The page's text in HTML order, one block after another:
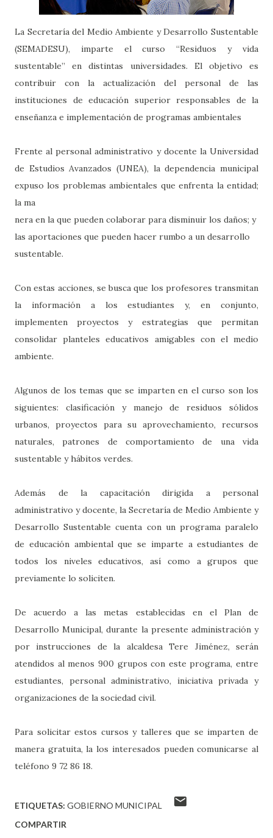
La Secretaría del Medio Ambiente y Desarrollo Sustentable
(SEMADESU), imparte el curso “Residuos y vida
sustentable” en distintas universidades. El objetivo es
contribuir con la actualización del personal de las
instituciones de educación superior responsables de la
enseñanza e implementación de programas ambientales
Frente al personal administrativo y docente la Universidad
de Estudios Avanzados (UNEA), la dependencia municipal
expuso los problemas ambientales que enfrenta la entidad;
la ma
nera en la que pueden colaborar para disminuir los daños; y
las aportaciones que pueden hacer rumbo a un desarrollo
sustentable.
Con estas acciones, se busca que los profesores transmitan
la información a los estudiantes y, en conjunto,
implementen proyectos y estrategias que permitan
consolidar planteles educativos amigables con el medio
ambiente.
Algunos de los temas que se imparten en el curso son los
siguientes: clasificación y manejo de residuos sólidos
urbanos, proyectos para su aprovechamiento, recursos
naturales, patrones de comportamiento de una vida
sustentable y hábitos verdes.
Además de la capacitación dirigida a personal
administrativo y docente, la Secretaría de Medio Ambiente y
Desarrollo Sustentable cuenta con un programa paralelo
de educación ambiental que se imparte a estudiantes de
todos los niveles educativos, así como a grupos que
previamente lo soliciten.
De acuerdo a las metas establecidas en el Plan de
Desarrollo Municipal, durante la presente administración y
por instrucciones de la alcaldesa Tere Jiménez, serán
atendidos al menos 900 grupos con este programa, entre
estudiantes, personal administrativo, iniciativa privada y
organizaciones de la sociedad civil.
Para solicitar estos cursos y talleres que se imparten de
manera gratuita, la los interesados pueden comunicarse al
teléfono 9 72 86 18.
ETIQUETAS: GOBIERNO MUNICIPAL
COMPARTIR